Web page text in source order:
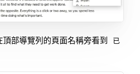
部導覽列的頁面名稱旁看到
已